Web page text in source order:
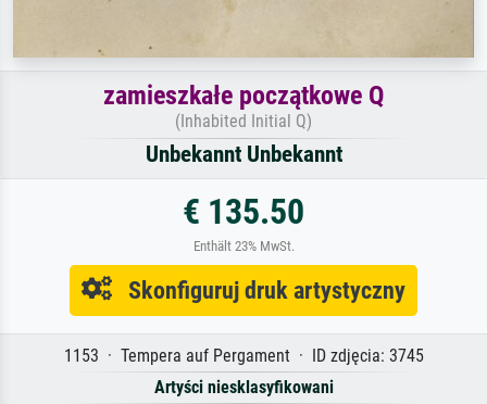
zamieszkałe początkowe Q
(Inhabited Initial Q)
Unbekannt Unbekannt
€ 135.50
Enthält 23% MwSt.
Skonfiguruj druk artystyczny
1153 · Tempera auf Pergament · ID zdjęcia: 3745
Artyści niesklasyfikowani